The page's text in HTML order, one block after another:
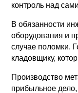
контроль над
В обязанности
оборудования и
случае поломки.
кладовщику,
Производство
прибыльное